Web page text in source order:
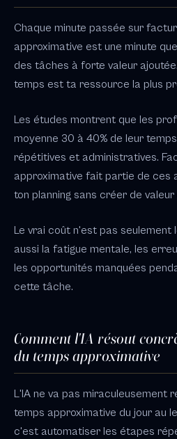
Chaque minute passée sur
approximative est une minute
des tâches à forte valeur
temps est ta ressource la plus
Les études montrent que les
moyenne 30 à 40% de leur
répétitives et administratives.
approximative fait partie de ces
ton planning sans créer de
Le vrai coût n'est pas seulement
aussi la fatigue mentale, les
les opportunités manquées
cette tâche.
Comment l'IA résout
du temps approximative
L'IA ne va pas miraculeusement
temps approximative du jour au
c'est automatiser les étapes